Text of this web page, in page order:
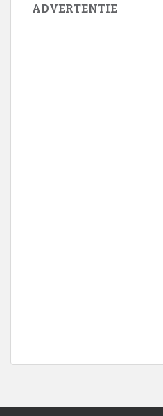
ADVERTENTIE